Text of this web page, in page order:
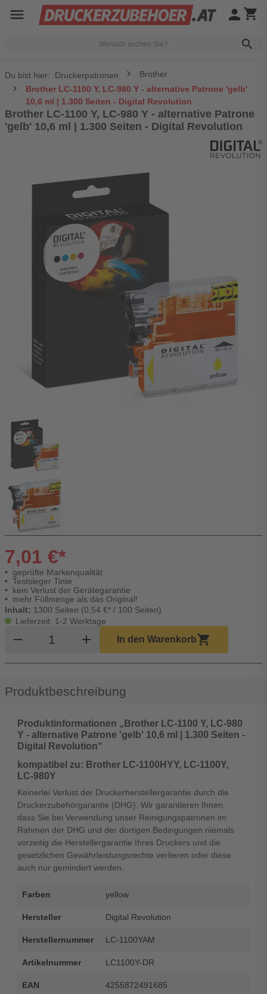
menu
search
person shopping_cart
Du bist hier: Druckerpatronen
Brother
Brother LC-1100 Y, LC-980 Y - alternative Patrone 'gelb'
10,6 ml | 1.300 Seiten - Digital Revolution
Brother LC-1100 Y, LC-980 Y - alternative Patrone
'gelb' 10,6 ml | 1.300 Seiten - Digital Revolution
7,01 €*
geprüfte Markenqualität
Testsieger Tinte
kein Verlust der Gerätegarantie
mehr Füllmenge als das Original!
Inhalt: 1300 Seiten (0,54 €* / 100 Seiten)
Lieferzeit: 1-2 Werktage
remove Produkt Warenkorb Menge
add In den Warenkorbshopping_cart
Produktbeschreibung
Produktinformationen „Brother LC-1100 Y, LC-980
Y - alternative Patrone 'gelb' 10,6 ml | 1.300 Seiten -
Digital Revolution“
kompatibel zu: Brother LC-1100HYY, LC-1100Y,
LC-980Y
Keinerlei Verlust der Druckerherstellergarantie durch die
Druckerzubehörgarantie (DHG). Wir garantieren Ihnen,
dass Sie bei Verwendung unser Reinigungspatronen im
Rahmen der DHG und der dortigen Bedingungen niemals
vorzeitig die Herstellergarantie Ihres Druckers und die
gesetzlichen Gewährleistungsrechte verlieren oder diese
auch nur gemindert werden.
Farben yellow
Hersteller Digital Revolution
Herstellernummer LC-1100YAM
Artikelnummer LC1100Y-DR
EAN 4255872491685